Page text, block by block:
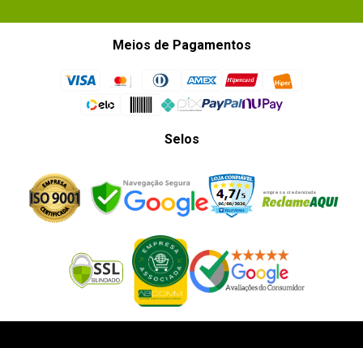
Meios de Pagamentos
Selos